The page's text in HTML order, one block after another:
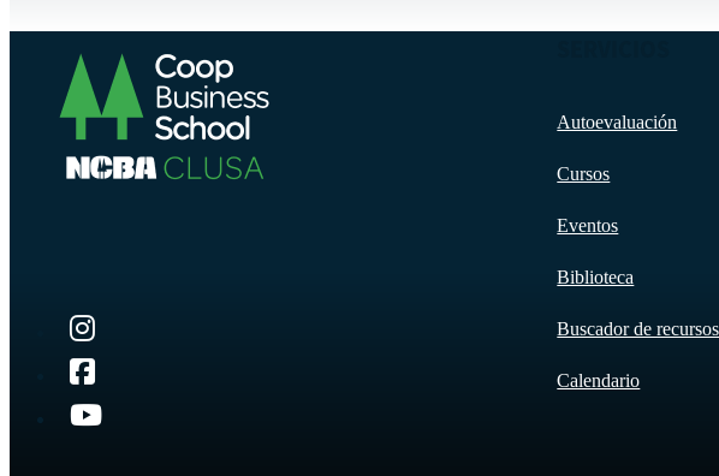
Autoevaluación
Cursos
Eventos
Biblioteca
Buscador de recursos
Calendario